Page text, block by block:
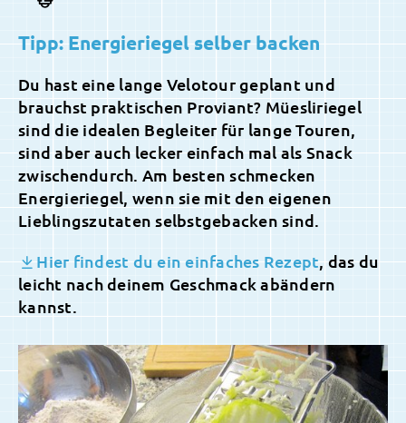
Tipp: Energieriegel selber backen
Du hast eine lange Velotour geplant und
brauchst praktischen Proviant? Müesliriegel
sind die idealen Begleiter für lange Touren,
sind aber auch lecker einfach mal als Snack
zwischendurch. Am besten schmecken
Energieriegel, wenn sie mit den eigenen
Lieblingszutaten selbstgebacken sind.
Hier findest du ein einfaches Rezept, das du
leicht nach deinem Geschmack abändern
kannst.